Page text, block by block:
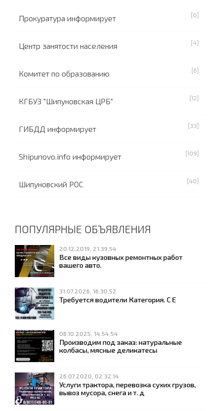
Прокуратура информирует [0]
Центр занятости населения [4]
Комитет по образованию [6]
КГБУЗ "Шипуновская ЦРБ" [12]
ГИБДД информирует [33]
Shipunovo.info информирует [109]
Шипуновский РОС [40]
ПОПУЛЯРНЫЕ ОБЪЯВЛЕНИЯ
20.12.2019, 21.39.54
Все виды кузовных ремонтных работ
вашего авто.
31.07.2026, 16.30.52
Требуется водители Категория. С Е
08.10.2025, 14.54.54
Производим под заказ: натуральные
колбасы, мясные деликатесы
26.07.2020, 02.32.14
Услуги трактора, перевозка сухих грузов,
вывоз мусора, снега и т. д